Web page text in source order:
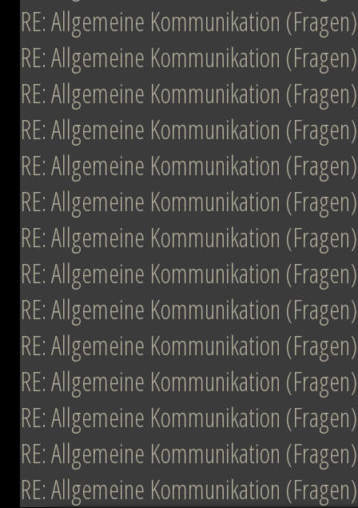
RE: Allgemeine Kommunikation (Fragen)
RE: Allgemeine Kommunikation (Fragen)
RE: Allgemeine Kommunikation (Fragen)
RE: Allgemeine Kommunikation (Fragen)
RE: Allgemeine Kommunikation (Fragen)
RE: Allgemeine Kommunikation (Fragen)
RE: Allgemeine Kommunikation (Fragen)
RE: Allgemeine Kommunikation (Fragen)
RE: Allgemeine Kommunikation (Fragen)
RE: Allgemeine Kommunikation (Fragen)
RE: Allgemeine Kommunikation (Fragen)
RE: Allgemeine Kommunikation (Fragen)
RE: Allgemeine Kommunikation (Fragen)
RE: Allgemeine Kommunikation (Fragen)